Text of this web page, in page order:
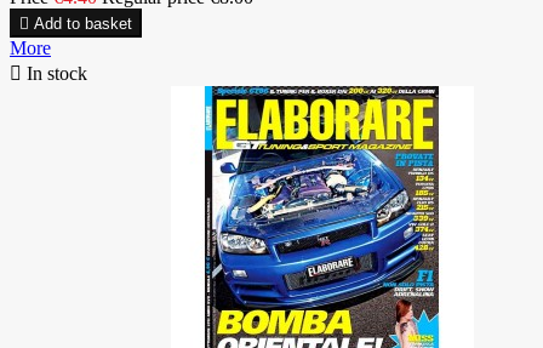
 Add to basket
More
 In stock